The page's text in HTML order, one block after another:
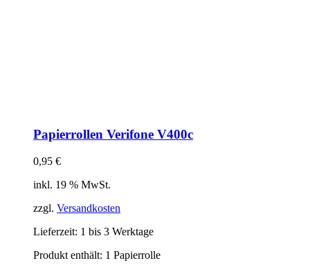
Papierrollen Verifone V400c
0,95 €
inkl. 19 % MwSt.
zzgl. Versandkosten
Lieferzeit: 1 bis 3 Werktage
Produkt enthält: 1 Papierrolle